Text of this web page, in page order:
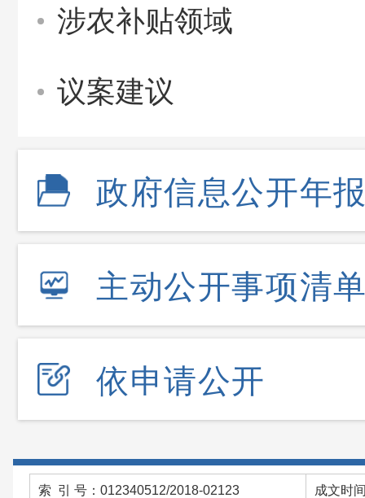
涉农补贴领域
议案建议
政府信息公开年
主动公开事项清
依申请公开
索 引 号：012340512/2018-02123 成文时